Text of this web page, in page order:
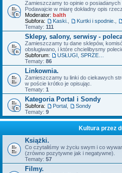
Zamieszczamy to opinie o posiadanych
Podawajcie w miarę dokładny opis
Moderator: balth
Subfora:
Kaski. Kurtki i spodnie.
Tematy: 111
Sklepy, salony, serwisy -
Zamieszczamy tu dane sklepów,
obsługiwano, i które chcielibysmy
Subforum:
Tematy: 86
Linkownia.
Zamieszczamy tu linki do ciekawych
w poście krótko je opisując.
Tematy: 1
Kategoria Portal i Sondy
Subfora: Portal
Sondy
Tematy: 9
Kultura przez
Książki.
Co czytaliśmy w życiu swym i co
(zrówno pozytywne jak i negatywne).
Tematy: 57
Filmy.